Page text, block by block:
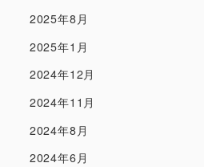
2025年8月
2025年1月
2024年12月
2024年11月
2024年8月
2024年6月